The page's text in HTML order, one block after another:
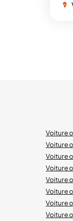
Voiture
Voiture
Voiture
Voiture
Voiture
Voiture
Voiture
Voiture